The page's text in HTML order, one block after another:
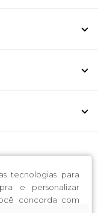
tecnologias para
e personalizar
concorda com